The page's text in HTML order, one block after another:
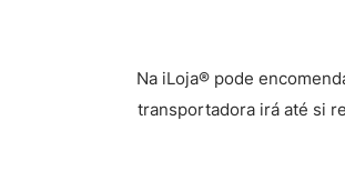
Na iLoja® pode
transportadora irá até si